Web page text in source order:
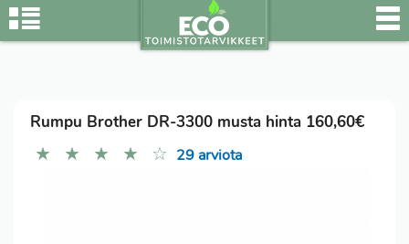
Rumpu Brother DR-3300 musta hinta 160,60€
★ ★ ★ ★ ☆ 29 arviota